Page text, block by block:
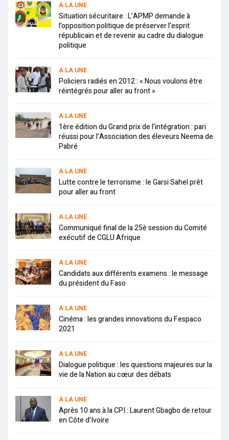
A LA UNE
Situation sécuritaire : L’APMP demande à
l’opposition politique de préserver l’esprit
républicain et de revenir au cadre du dialogue
politique
A LA UNE
Policiers radiés en 2012 : « Nous voulons être
réintégrés pour aller au front »
A LA UNE
1ère édition du Grand prix de l’intégration : pari
réussi pour l’Association des éleveurs Neema de
Pabré
A LA UNE
Lutte contre le terrorisme : le Garsi Sahel prêt
pour aller au front
A LA UNE
Communiqué final de la 25è session du Comité
exécutif de CGLU Afrique
A LA UNE
Candidats aux différents examens : le message
du président du Faso
A LA UNE
Cinéma : les grandes innovations du Fespaco
2021
A LA UNE
Dialogue politique : les questions majeures sur la
vie de la Nation au cœur des débats
A LA UNE
Après 10 ans à la CPI : Laurent Gbagbo de retour
en Côte d’Ivoire